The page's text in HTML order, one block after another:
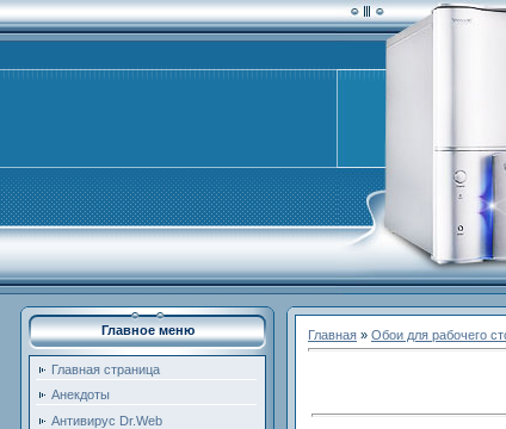
Главное меню
Главная страница
Анекдоты
Антивирус Dr.Web
Главная » Обои для рабочего